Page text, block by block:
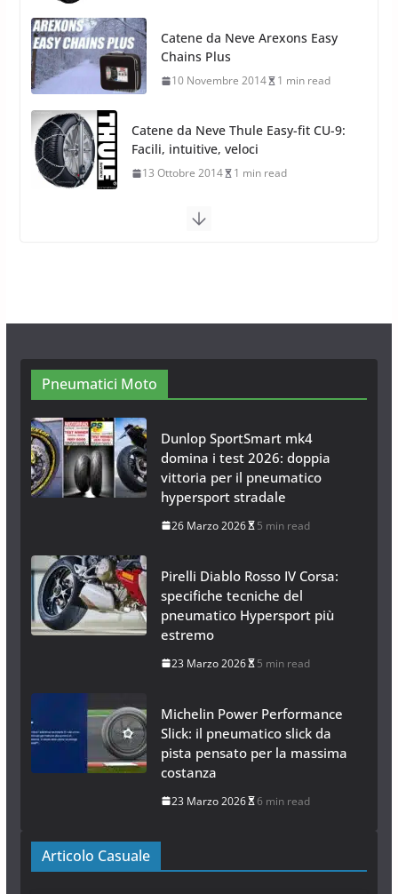
Catene da Neve Thule Easy-fit CU-9:
Facili, intuitive, veloci
13 Ottobre 2014 1 min read
Calze da Neve Arexocks by
Arexons
26 Ottobre 2013 1 min read
Calze da Neve per Auto 2025:
26 Gennaio 2017
Pneumatici Moto
Dunlop SportSmart mk4
domina i test 2026: doppia
vittoria per il pneumatico
hypersport stradale
26 Marzo 2026 5 min read
Pirelli Diablo Rosso IV Corsa:
specifiche tecniche del
pneumatico Hypersport più
estremo
23 Marzo 2026 5 min read
Michelin Power Performance
Slick: il pneumatico slick da
pista pensato per la massima
costanza
23 Marzo 2026 6 min read
Articolo Casuale